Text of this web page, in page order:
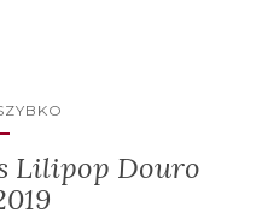
Lilipop Douro